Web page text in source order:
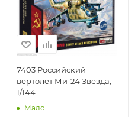
7403 Российский
вертолет Ми-24 Звезда,
1/144
Мало